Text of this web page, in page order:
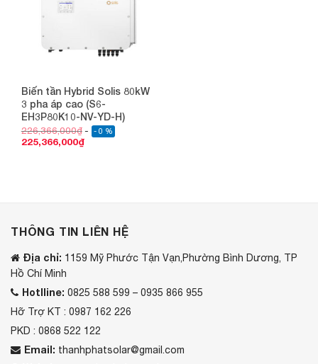
Add to
wishlist
Biến tần Hybrid Solis 80kW
3 pha áp cao (S6-
EH3P80K10-NV-YD-H)
226,366,000₫ - 0 %
225,366,000₫
THÔNG TIN LIÊN HỆ
Địa chỉ: 1159 Mỹ Phước Tận Vạn,Phường Bình Dương, TP
Hồ Chí Minh
Hotlline: 0825 588 599 – 0935 866 955
Hỡ Trợ KT : 0987 162 226
PKD : 0868 522 122
Email: thanhphatsolar@gmail.com